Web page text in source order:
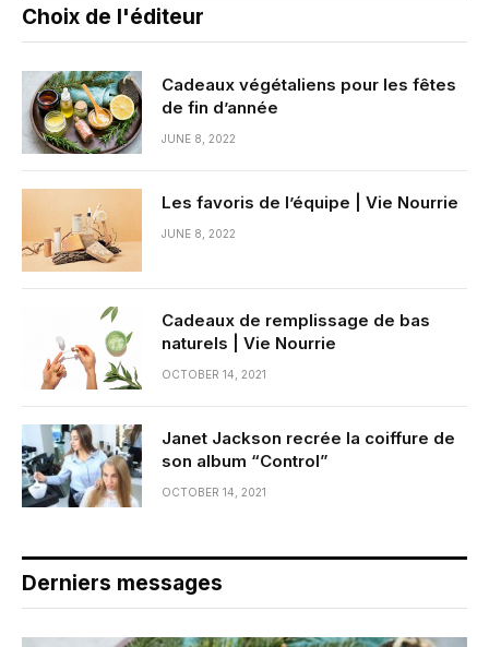
Choix de l'éditeur
Cadeaux végétaliens pour les fêtes
de fin d’année
JUNE 8, 2022
Les favoris de l’équipe | Vie Nourrie
JUNE 8, 2022
Cadeaux de remplissage de bas
naturels | Vie Nourrie
OCTOBER 14, 2021
Janet Jackson recrée la coiffure de
son album “Control”
OCTOBER 14, 2021
Derniers messages